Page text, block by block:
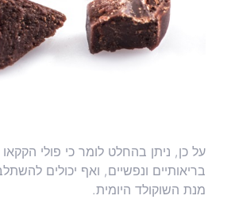
על כן, ניתן בהחלט לומר כי פולי
בריאותיים ונפשיים, ואף יכולים
מנת השוקולד היומית.